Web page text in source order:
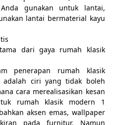
gunakan untuk lantai,
lantai bermaterial kayu
dari gaya rumah klasik
penerapan rumah klasik
adalah ciri yang tidak boleh
cara merealisasikan kesan
rumah klasik modern 1
aksen emas, wallpaper
pada furnitur. Namun